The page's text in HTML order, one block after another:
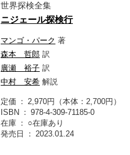
世界探検全集
ニジェール探検行
マンゴ・パーク 著
森本 哲郎 訳
廣瀬 裕子 訳
中村 安希 解説
定価
2,970円（本体：2,700円）
ISBN
978-4-309-71185-0
在庫
○在庫あり
発売日
2023.01.24